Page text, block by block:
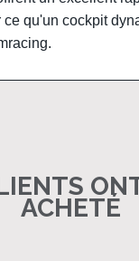
ce qu'un cockpit
ACHETÉ